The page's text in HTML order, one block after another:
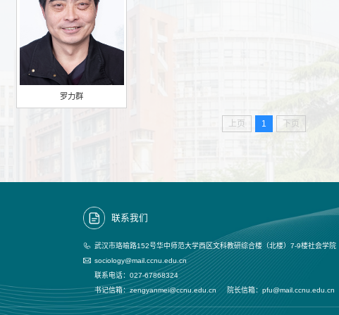
罗力群
上页 1 下页
联系我们
武汉市珞喻路152号华中师范大学西区文科教研综合楼（北楼）7-9楼社会学院
sociology@mail.ccnu.edu.cn
联系电话：027-67868324
书记信箱：zengyanmei@ccnu.edu.cn 院长信箱：pfu@mail.ccnu.edu.cn